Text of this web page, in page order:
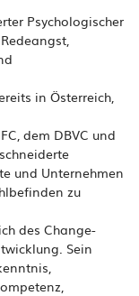
Psychologischer
in Österreich,
dem DBVC und
und Unternehmen
zu
des Change-
Sein